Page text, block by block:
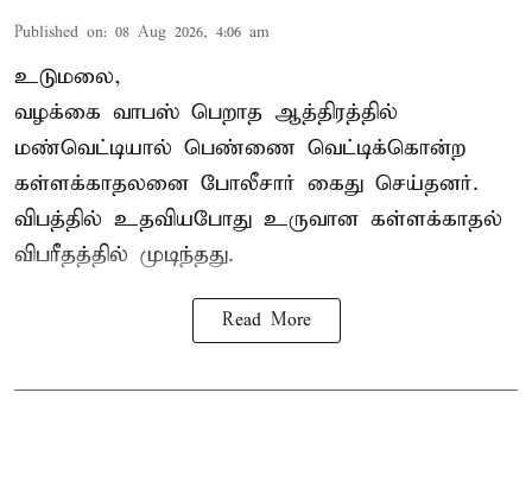
Published on: 08 Aug 2026, 4:06 am
உடுமலை,
வழக்கை வாபஸ் பெறாத ஆத்திரத்தில்
மண்வெட்டியால் பெண்ணை வெட்டிக்கொன்ற
கள்ளக்காதலனை போலீசார் கைது செய்தனர்.
விபத்தில் உதவியபோது உருவான கள்ளக்காதல்
விபரீதத்தில் முடிந்தது.
Read More